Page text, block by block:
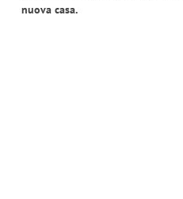
nuova casa.